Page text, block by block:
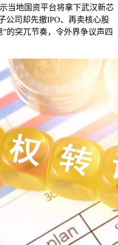
当地国资平台将拿下武汉新芯
公司却先撤IPO、再卖核心股
的突兀节奏，令外界争议声四